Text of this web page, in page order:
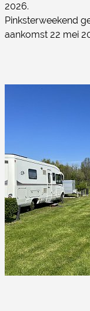
2026.
Pinksterweekend
aankomst 22 mei